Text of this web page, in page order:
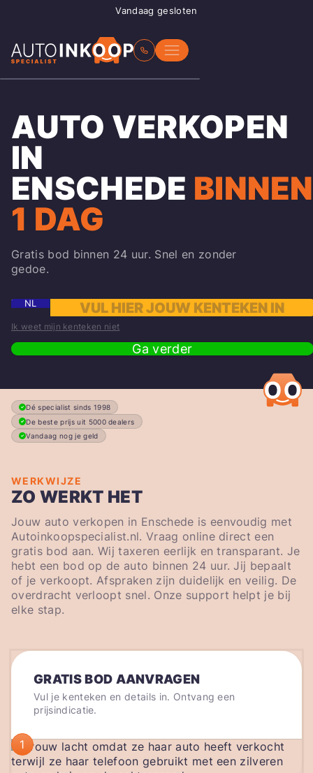
Vandaag gesloten
AUTO VERKOPEN
IN
ENSCHEDE BINNEN
1 DAG
Gratis bod binnen 24 uur. Snel en zonder
gedoe.
NL
Ik weet mijn kenteken niet
Ga verder
Dé specialist sinds 1998
De beste prijs uit 5000 dealers
Vandaag nog je geld
WERKWIJZE
ZO WERKT HET
Jouw auto verkopen in Enschede is eenvoudig met
Autoinkoopspecialist.nl. Vraag online direct een
gratis bod aan. Wij taxeren eerlijk en transparant. Je
hebt een bod op de auto binnen 24 uur. Jij bepaalt
of je verkoopt. Afspraken zijn duidelijk en veilig. De
overdracht verloopt snel. Onze support helpt je bij
elke stap.
GRATIS BOD AANVRAGEN
Vul je kenteken en details in. Ontvang een
prijsindicatie.
1